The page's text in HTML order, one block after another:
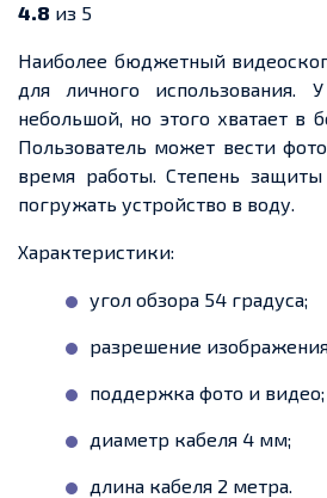
4.8 из 5
Наиболее бюджетный
для личного использования.
небольшой, но этого хватает в
Пользователь может вести
время работы. Степень защиты
погружать устройство в воду.
Характеристики:
угол обзора 54 градуса;
разрешение
поддержка фото и видео;
диаметр кабеля 4 мм;
длина кабеля 2 метра.